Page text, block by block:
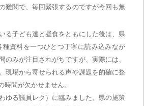
難関で、毎回緊張するのですが今回も無
る子ども達と昼食をともにした後は、県
資料を一つひとつ丁寧に読み込みなが
みが注目されがちですが、実際には、
現場から寄せられる声や課題を的確に整
間が欠かせません。
ゆる議員レク）に臨みました。県の施策